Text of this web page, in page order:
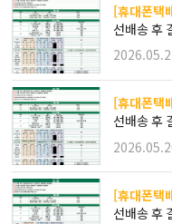
[휴대폰택
선배송 후
[휴대폰택
선배송 후
[휴대폰택
선배송 후